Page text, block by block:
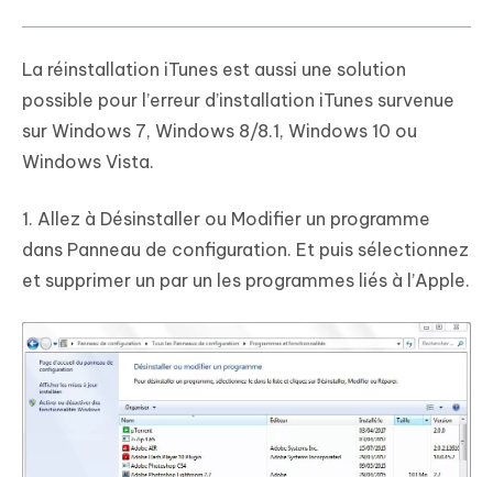
La réinstallation iTunes est aussi une solution
possible pour l’erreur d’installation iTunes survenue
sur Windows 7, Windows 8/8.1, Windows 10 ou
Windows Vista.
1. Allez à Désinstaller ou Modifier un programme
dans Panneau de configuration. Et puis sélectionnez
et supprimer un par un les programmes liés à l’Apple.